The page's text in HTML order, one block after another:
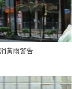
黃雨警告